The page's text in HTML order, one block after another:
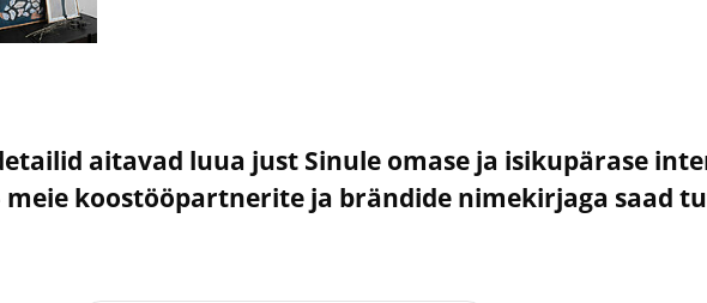
aitavad luua just Sinule omase ja isikupärase
koostööpartnerite ja brändide nimekirjaga saad